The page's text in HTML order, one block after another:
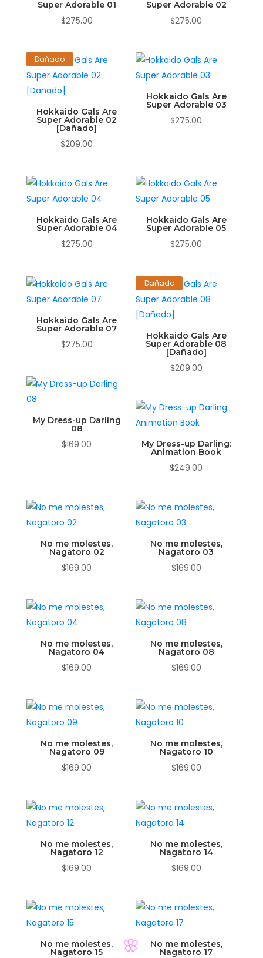
Super Adorable 01
$275.00
Super Adorable 02
$275.00
Dañado
Hokkaido Gals Are
Super Adorable 02
[Dañado]
$209.00
Hokkaido Gals Are
Super Adorable 03
$275.00
Hokkaido Gals Are
Super Adorable 04
$275.00
Hokkaido Gals Are
Super Adorable 05
$275.00
Hokkaido Gals Are
Super Adorable 07
$275.00
Dañado
Hokkaido Gals Are
Super Adorable 08
[Dañado]
$209.00
My Dress-up Darling
08
$169.00 My Dress-up Darling:
Animation Book
$249.00
No me molestes,
Nagatoro 02
$169.00
No me molestes,
Nagatoro 03
$169.00
No me molestes,
Nagatoro 04
$169.00
No me molestes,
Nagatoro 08
$169.00
No me molestes,
Nagatoro 09
$169.00
No me molestes,
Nagatoro 10
$169.00
No me molestes,
Nagatoro 12
$169.00
No me molestes,
Nagatoro 14
$169.00
No me molestes,
Nagatoro 15
No me molestes,
Nagatoro 17